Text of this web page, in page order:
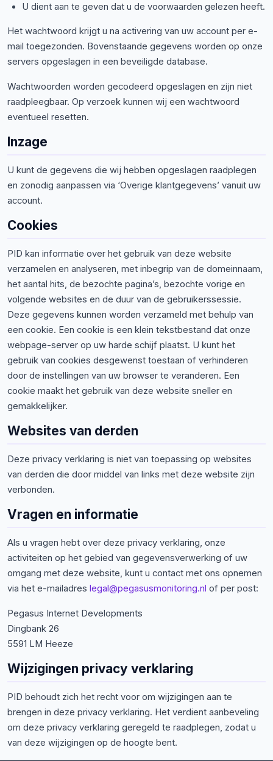
U dient aan te geven dat u de voorwaarden gelezen heeft.
Het wachtwoord krijgt u na activering van uw account per e-
mail toegezonden. Bovenstaande gegevens worden op onze
servers opgeslagen in een beveiligde database.
Wachtwoorden worden gecodeerd opgeslagen en zijn niet
raadpleegbaar. Op verzoek kunnen wij een wachtwoord
eventueel resetten.
Inzage
U kunt de gegevens die wij hebben opgeslagen raadplegen
en zonodig aanpassen via ‘Overige klantgegevens’ vanuit uw
account.
Cookies
PID kan informatie over het gebruik van deze website
verzamelen en analyseren, met inbegrip van de domeinnaam,
het aantal hits, de bezochte pagina’s, bezochte vorige en
volgende websites en de duur van de gebruikerssessie.
Deze gegevens kunnen worden verzameld met behulp van
een cookie. Een cookie is een klein tekstbestand dat onze
webpage-server op uw harde schijf plaatst. U kunt het
gebruik van cookies desgewenst toestaan of verhinderen
door de instellingen van uw browser te veranderen. Een
cookie maakt het gebruik van deze website sneller en
gemakkelijker.
Websites van derden
Deze privacy verklaring is niet van toepassing op websites
van derden die door middel van links met deze website zijn
verbonden.
Vragen en informatie
Als u vragen hebt over deze privacy verklaring, onze
activiteiten op het gebied van gegevensverwerking of uw
omgang met deze website, kunt u contact met ons opnemen
via het e-mailadres legal@pegasusmonitoring.nl of per post:
Pegasus Internet Developments
Dingbank 26
5591 LM Heeze
Wijzigingen privacy verklaring
PID behoudt zich het recht voor om wijzigingen aan te
brengen in deze privacy verklaring. Het verdient aanbeveling
om deze privacy verklaring geregeld te raadplegen, zodat u
van deze wijzigingen op de hoogte bent.